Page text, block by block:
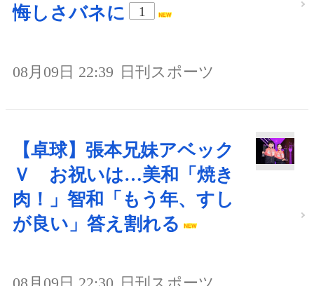
悔しさバネに
1
08月09日 22:39 日刊スポーツ
【卓球】張本兄妹アベック
Ｖ お祝いは…美和「焼き
肉！」智和「もう年、すし
が良い」答え割れる